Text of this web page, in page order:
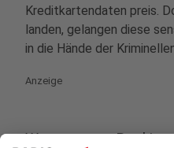
Kreditkartendaten preis.
landen, gelangen diese
in die Hände der
Anzeige
Warnung von